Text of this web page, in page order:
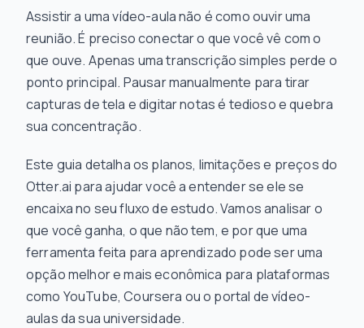
Assistir a uma vídeo-aula não é como ouvir uma
reunião. É preciso conectar o que você vê com o
que ouve. Apenas uma transcrição simples perde o
ponto principal. Pausar manualmente para tirar
capturas de tela e digitar notas é tedioso e quebra
sua concentração.
Este guia detalha os planos, limitações e preços do
Otter.ai para ajudar você a entender se ele se
encaixa no seu fluxo de estudo. Vamos analisar o
que você ganha, o que não tem, e por que uma
ferramenta feita para aprendizado pode ser uma
opção melhor e mais econômica para plataformas
como YouTube, Coursera ou o portal de vídeo-
aulas da sua universidade.